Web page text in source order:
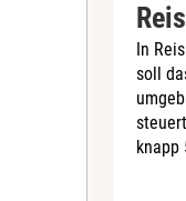
In
soll
knapp